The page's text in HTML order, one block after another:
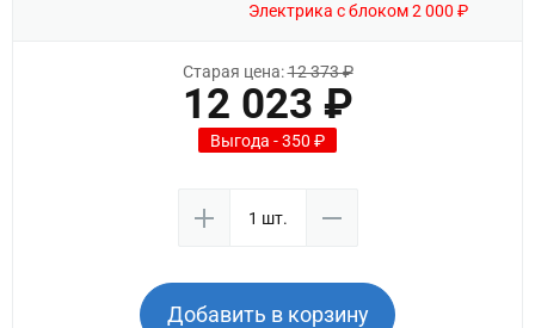
Электрика с блоком 2 000 ₽
Старая цена:12 373 ₽
12 023 ₽
Выгода - 350 ₽
Добавить в корзину